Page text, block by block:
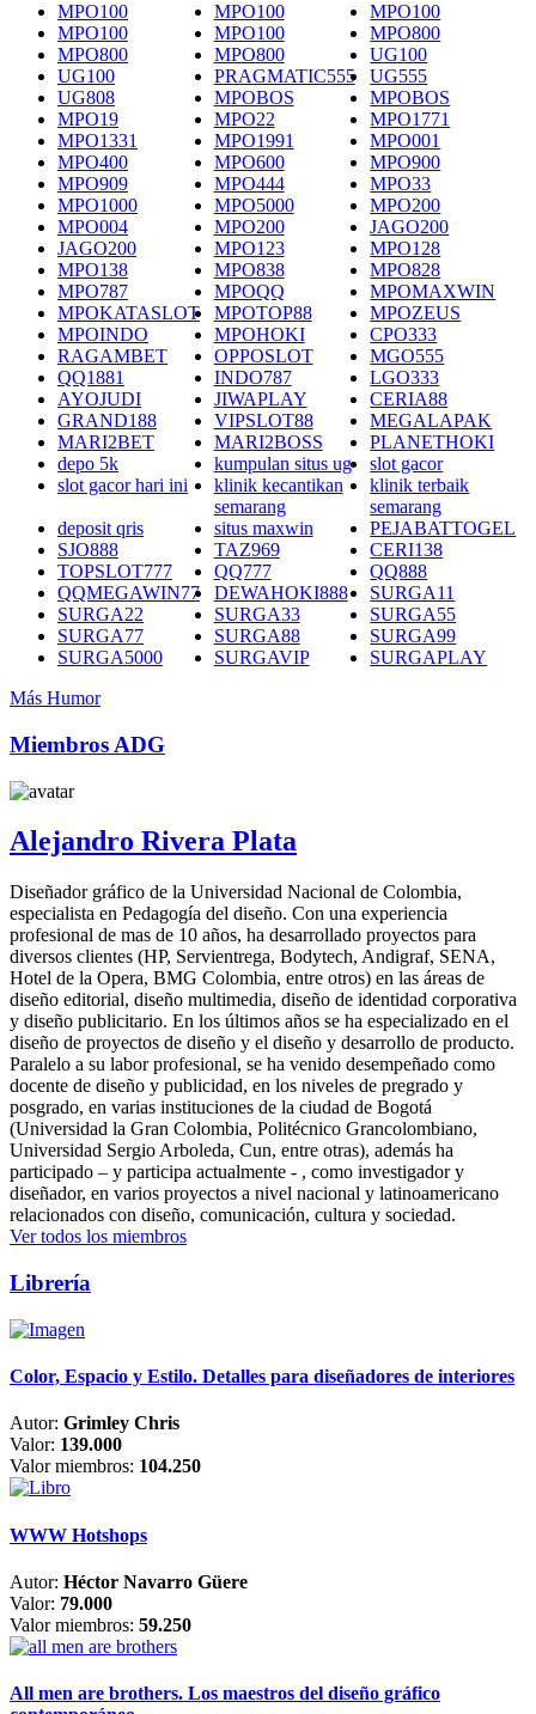
MPO100 MPO100
MPO100
MPO100
MPO100
MPO800
MPO800
MPO800
UG100
UG100
PRAGMATIC555
UG555
UG808
MPOBOS
MPOBOS
MPO19
MPO22
MPO1771
MPO1331
MPO1991
MPO001
MPO400
MPO600
MPO900
MPO909
MPO444
MPO33
MPO1000
MPO5000
MPO200
MPO004
MPO200
JAGO200
JAGO200
MPO123
MPO128
MPO138
MPO838
MPO828
MPO787
MPOQQ
MPOMAXWIN
MPOKATASLOT
MPOTOP88
MPOZEUS
MPOINDO
MPOHOKI
CPO333
RAGAMBET
OPPOSLOT
MGO555
QQ1881
INDO787
LGO333
AYOJUDI
JIWAPLAY
CERIA88
GRAND188
VIPSLOT88
MEGALAPAK
MARI2BET
MARI2BOSS
PLANETHOKI
depo 5k
kumpulan situs ug
slot gacor
slot gacor hari ini
klinik kecantikan
semarang
klinik terbaik
semarang
deposit qris
situs maxwin
PEJABATTOGEL
SJO888
TAZ969
CERI138
TOPSLOT777
QQ777
QQ888
QQMEGAWIN77
DEWAHOKI888
SURGA11
SURGA22
SURGA33
SURGA55
SURGA77
SURGA88
SURGA99
SURGA5000
SURGAVIP
SURGAPLAY
Más Humor
Miembros ADG
Alejandro Rivera Plata
Diseñador gráfico de la Universidad Nacional de Colombia,
especialista en Pedagogía del diseño. Con una experiencia
profesional de mas de 10 años, ha desarrollado proyectos para
diversos clientes (HP, Servientrega, Bodytech, Andigraf, SENA,
Hotel de la Opera, BMG Colombia, entre otros) en las áreas de
diseño editorial, diseño multimedia, diseño de identidad corporativa
y diseño publicitario. En los últimos años se ha especializado en el
diseño de proyectos de diseño y el diseño y desarrollo de producto.
Paralelo a su labor profesional, se ha venido desempeñado como
docente de diseño y publicidad, en los niveles de pregrado y
posgrado, en varias instituciones de la ciudad de Bogotá
(Universidad la Gran Colombia, Politécnico Grancolombiano,
Universidad Sergio Arboleda, Cun, entre otras), además ha
participado – y participa actualmente - , como investigador y
diseñador, en varios proyectos a nivel nacional y latinoamericano
relacionados con diseño, comunicación, cultura y sociedad.
Ver todos los miembros
Librería
Color, Espacio y Estilo. Detalles para diseñadores de interiores
Autor: Grimley Chris
Valor: 139.000
Valor miembros: 104.250
WWW Hotshops
Autor: Héctor Navarro Güere
Valor: 79.000
Valor miembros: 59.250
All men are brothers. Los maestros del diseño gráfico